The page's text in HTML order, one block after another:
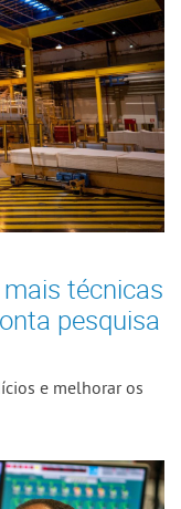
técnicas
pesquisa
e melhorar os